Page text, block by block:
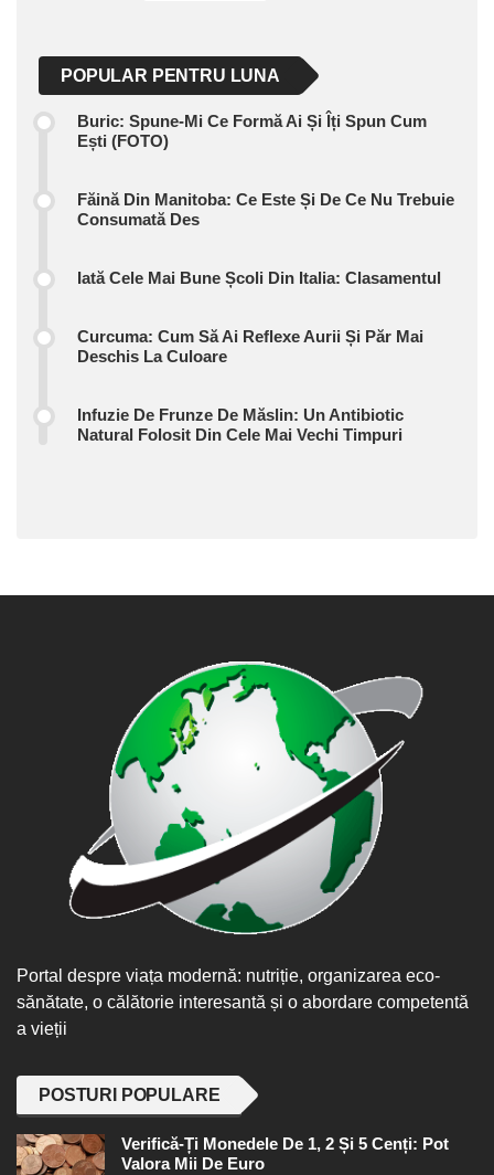
POPULAR PENTRU LUNA
Buric: Spune-Mi Ce Formă Ai Și Îți Spun Cum
Ești (FOTO)
Făină Din Manitoba: Ce Este Și De Ce Nu Trebuie
Consumată Des
Iată Cele Mai Bune Școli Din Italia: Clasamentul
Curcuma: Cum Să Ai Reflexe Aurii Și Păr Mai
Deschis La Culoare
Infuzie De Frunze De Măslin: Un Antibiotic
Natural Folosit Din Cele Mai Vechi Timpuri
Portal despre viața modernă: nutriție, organizarea eco-
sănătate, o călătorie interesantă și o abordare competentă
a vieții
POSTURI POPULARE
Verifică-Ți Monedele De 1, 2 Și 5 Cenți: Pot
Valora Mii De Euro